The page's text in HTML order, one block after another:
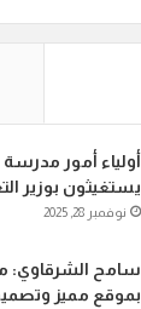
أولياء أمور مدرسة
يستغيثون بوزير
نوفمبر 28, 2025
بموقع مميز